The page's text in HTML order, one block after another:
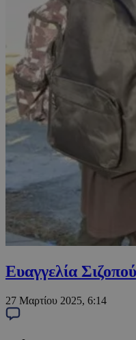
Ευαγγελία
27 Μαρτίου 2025, 6:14